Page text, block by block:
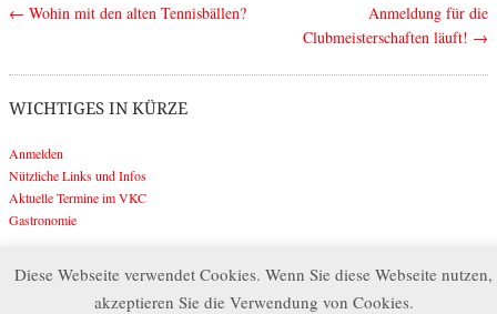
Post navigation
← Wohin mit den alten Tennisbällen?
Anmeldung für die
Clubmeisterschaften läuft! →
WICHTIGES IN KÜRZE
Anmelden
Nützliche Links und Infos
Aktuelle Termine im VKC
Gastronomie
Diese Webseite verwendet Cookies. Wenn Sie diese Webseite nutzen,
akzeptieren Sie die Verwendung von Cookies.